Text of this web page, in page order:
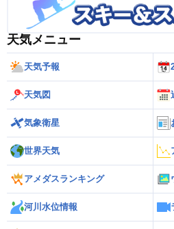
天気メニュー
天気予報
天気図
気象衛星
世界天気
アメダスランキング
河川水位情報